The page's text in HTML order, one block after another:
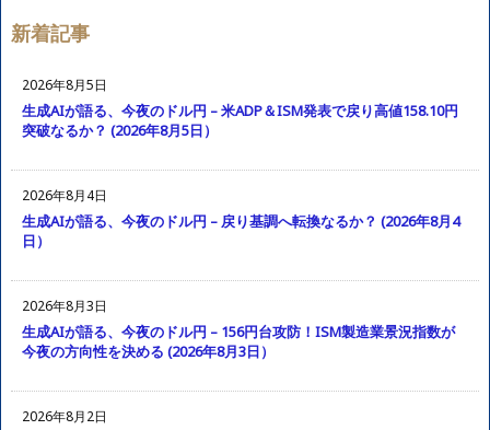
ブ
新着記事
2026年8月5日
生成AIが語る、今夜のドル円 – 米ADP＆ISM発表で戻り高値158.10円
突破なるか？ (2026年8月5日）
2026年8月4日
生成AIが語る、今夜のドル円 – 戻り基調へ転換なるか？ (2026年8月4
日）
2026年8月3日
生成AIが語る、今夜のドル円 – 156円台攻防！ISM製造業景況指数が
今夜の方向性を決める (2026年8月3日）
2026年8月2日